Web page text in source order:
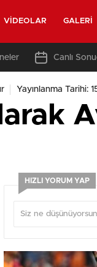
VIDEOLAR GALERI
Canlı
Yayınlanma Tarihi:
HIZLI YORUM YAP